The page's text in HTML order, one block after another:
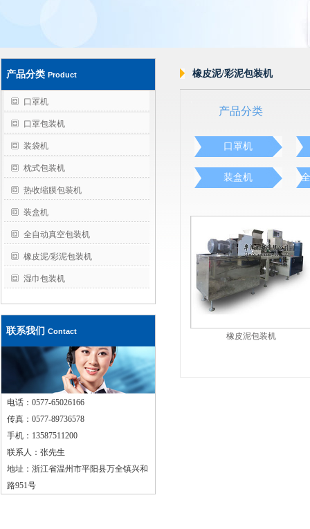
橡皮泥/彩泥包装机
产品分类
口罩机
装盒机
橡皮泥包装机
产品分类 Product
口罩机
口罩包装机
装袋机
枕式包装机
热收缩膜包装机
装盒机
全自动真空包装机
橡皮泥/彩泥包装机
湿巾包装机
联系我们 Contact
电话：0577-65026166
传真：0577-89736578
手机：13587511200
联系人：张先生
地址：浙江省温州市平阳县万全镇兴和
路951号